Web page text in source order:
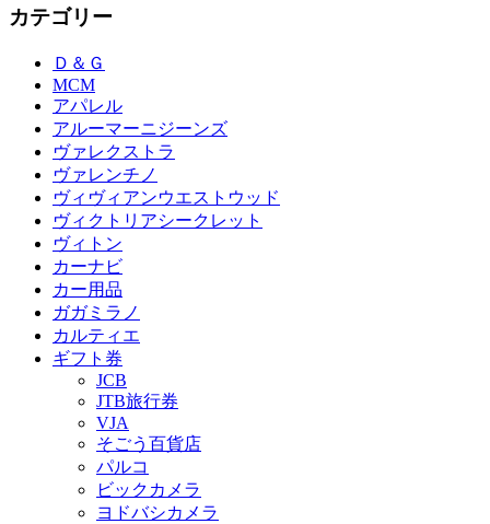
カテゴリー
Ｄ＆Ｇ
MCM
アパレル
アルーマーニジーンズ
ヴァレクストラ
ヴァレンチノ
ヴィヴィアンウエストウッド
ヴィクトリアシークレット
ヴィトン
カーナビ
カー用品
ガガミラノ
カルティエ
ギフト券
JCB
JTB旅行券
VJA
そごう百貨店
パルコ
ビックカメラ
ヨドバシカメラ